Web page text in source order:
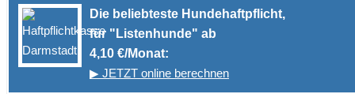
Die beliebteste Hundehaftpflicht,
für "Listenhunde" ab
4,10 €/Monat:
▶ JETZT online berechnen